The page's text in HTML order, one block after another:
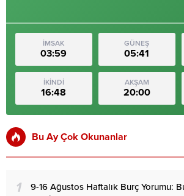
İMSAK
03:59
GÜNEŞ
05:41
İKİNDİ
16:48
AKŞAM
20:00
Bu Ay Çok Okunanlar
1
9-16 Ağustos Haftalık Burç Yorumu: